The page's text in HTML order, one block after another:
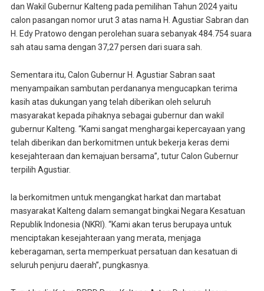
dan Wakil Gubernur Kalteng pada pemilihan Tahun 2024 yaitu
calon pasangan nomor urut 3 atas nama H. Agustiar Sabran dan
H. Edy Pratowo dengan perolehan suara sebanyak 484.754 suara
sah atau sama dengan 37,27 persen dari suara sah.
Sementara itu, Calon Gubernur H. Agustiar Sabran saat
menyampaikan sambutan perdananya mengucapkan terima
kasih atas dukungan yang telah diberikan oleh seluruh
masyarakat kepada pihaknya sebagai gubernur dan wakil
gubernur Kalteng. “Kami sangat menghargai kepercayaan yang
telah diberikan dan berkomitmen untuk bekerja keras demi
kesejahteraan dan kemajuan bersama”, tutur Calon Gubernur
terpilih Agustiar.
Ia berkomitmen untuk mengangkat harkat dan martabat
masyarakat Kalteng dalam semangat bingkai Negara Kesatuan
Republik Indonesia (NKRI). “Kami akan terus berupaya untuk
menciptakan kesejahteraan yang merata, menjaga
keberagaman, serta memperkuat persatuan dan kesatuan di
seluruh penjuru daerah”, pungkasnya.